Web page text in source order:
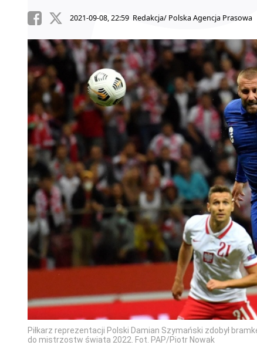
2021-09-08, 22:59 Redakcja/ Polska Agencja Prasowa
Piłkarz reprezentacji Polski Damian Szymański zdobył
do mistrzostw świata 2022. Fot. PAP/Piotr Nowak